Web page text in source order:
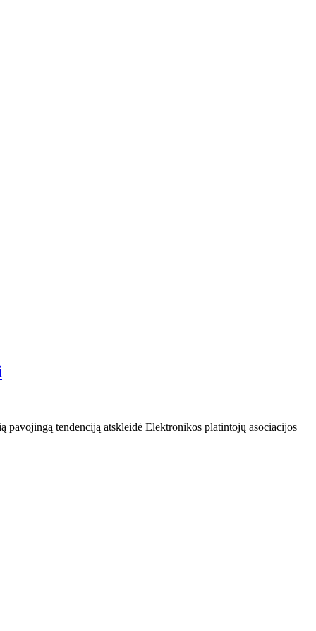
tendenciją atskleidė Elektronikos platintojų asociacijos